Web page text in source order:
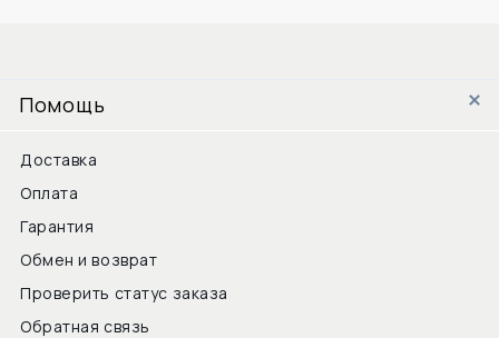
Помощь
Доставка
Оплата
Гарантия
Обмен и возврат
Проверить статус заказа
Обратная связь